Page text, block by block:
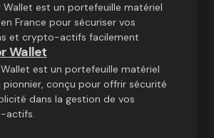
Wallet est un portefeuille matériel
France pour sécuriser vos
et crypto-actifs facilement
Wallet
Wallet est un portefeuille matériel
pionnier, conçu pour offrir sécurité
dans la gestion de vos
actifs.